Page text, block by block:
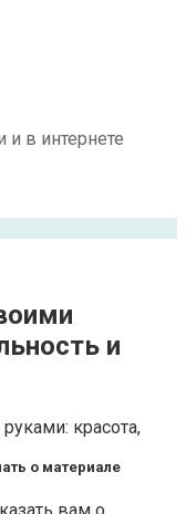
и в интернете
и
о материале